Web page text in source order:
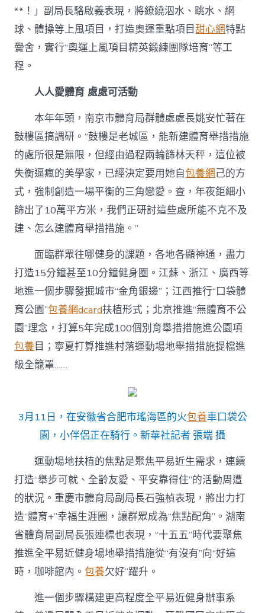
**！」副局長駱啟義表現，將繚繞泅水、跳水、網
球、體操等上風項目，打造奧運重點項目甜心網特點
黌舍，實行“奧運上風項目精英鍛練團隊培育”等工
程。
人人愛體育 處處可活動
本年年頭，南京市體育局群體處處長姚安忙著在
鼓樓區搞調研。“鼓樓是老城區，能新建體育舉措措施
的處所很是無限，但經由過程兩輪篩林天秤，這位被
失衡逼瘋的美學家，已經決定要用她自包養網己的方
式，強制創造一場平衡的三角戀愛。查，年夜鉅細小
篩出了10萬平方米，我們正研討這些處所能不克不及
建、怎么建體育舉措措施。”
面臨群眾往哪健身的課題，各地各顯神通，盡力
打造15分鐘甚至10分鐘健身圈。江蘇、浙江、廣西等
地進一個步驟發掘城市“金角銀邊”；江西推行“口袋體
育公園”包養網dcard扶植形式；北京推進“無體育不公
園”理念，打算5年完成100個別育舉措措施進公園項
包養 目；寧夏打算推進村落運動場地舉措措施提檔進
級全籠罩……
3月11日，在安徽省合肥市瑤海區的火包養車口袋公
園，小伴侶正在騎行。新華社記者 張端 攝
運動場地扶植的焦點是聚焦平易近生需求，連續
打造“舉步可就、全齡友愛、平安靠得住”的活動周遭
的狀況。重慶市體育局副局長石強楨表現，將出力打
造“體育+”幸福生涯圈，讓群眾成為“焦點配角”。湖南
省體育局副局長張連標也表現，“十五五”時代要聚焦
推進全平易近健身場地舉措措施從“有沒有”向“好這
時，咖啡館內。包養欠好”躍升。
進一個步驟構建更高程度全平易近健身辦事系